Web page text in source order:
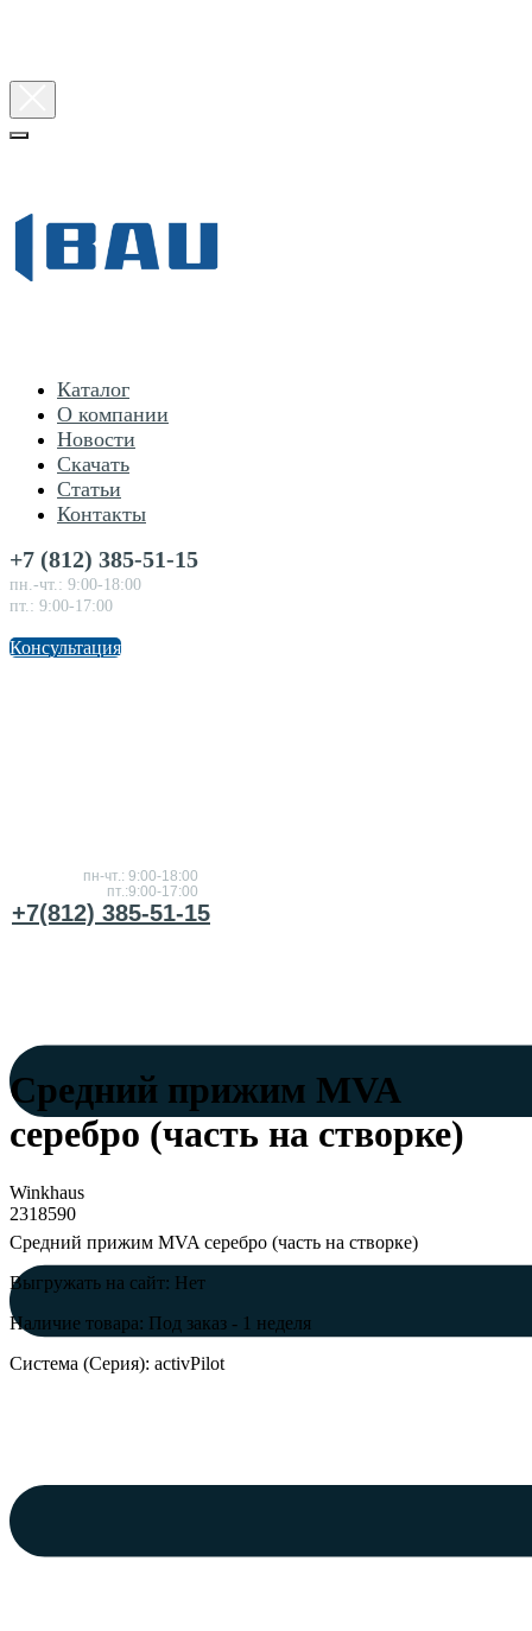
пн-чт.: 9:00-18:00
пт.:9:00-17:00
+7(812) 385-51-15
Каталог
О компании
Новости
Скачать
Статьи
Контакты
+7 (812) 385-51-15
пн.-чт.: 9:00-18:00
пт.: 9:00-17:00
Консультация
Средний прижим MVA
серебро (часть на створке)
Winkhaus
2318590
Средний прижим MVA серебро (часть на створке)
Выгружать на сайт: Нет
Наличие товара: Под заказ - 1 неделя
Система (Серия): activPilot